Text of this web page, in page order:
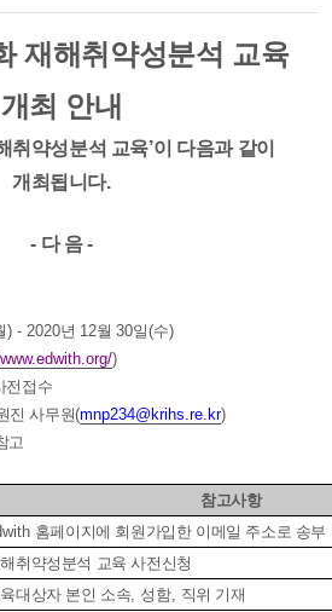
재해취약성분석 교육
개최 안내
취약성분석 교육’이 다음과 같이
개최됩니다.
- 다 음-
) - 2020년 12월30일(수)
)
전접수
진 사무원(mnp234@krihs.re.kr)
고
참고사항
홈페이지에 회원가입한 이메일 주소로 송부
취약성분석 교육 사전신청
대상자 본인 소속, 성함, 직위 기재